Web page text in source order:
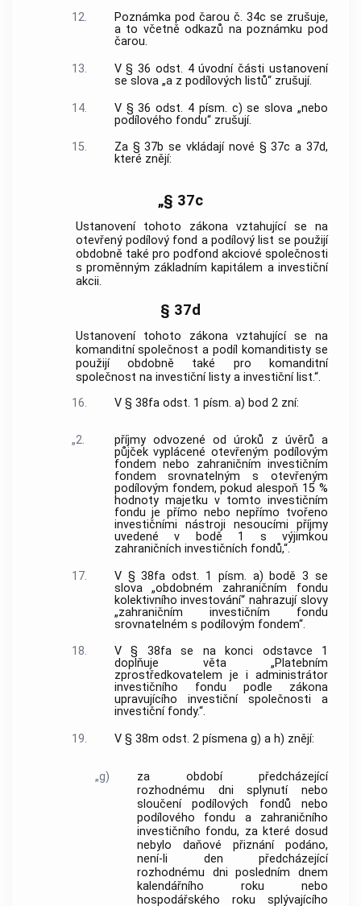
12.
Poznámka pod čarou č. 34c se zrušuje,
a to včetně odkazů na poznámku pod
čarou.
13.
V § 36 odst. 4 úvodní části ustanovení
se slova „a z podílových listů“ zrušují.
14.
V § 36 odst. 4 písm. c) se slova „nebo
podílového fondu“ zrušují.
15.
Za § 37b se vkládají nové § 37c a 37d,
které znějí:
„§ 37c
Ustanovení tohoto zákona vztahující se na
otevřený podílový fond a podílový list se použijí
obdobně také pro podfond akciové společnosti
s proměnným základním kapitálem a investiční
akcii.
§ 37d
Ustanovení tohoto zákona vztahující se na
komanditní společnost a podíl komanditisty se
použijí obdobně také pro komanditní
společnost na investiční listy a investiční list.“.
16.
V § 38fa odst. 1 písm. a) bod 2 zní:
„2.
příjmy odvozené od úroků z úvěrů a
půjček vyplácené otevřeným podílovým
fondem nebo zahraničním investičním
fondem srovnatelným s otevřeným
podílovým fondem, pokud alespoň 15 %
hodnoty majetku v tomto investičním
fondu je přímo nebo nepřímo tvořeno
investičními nástroji nesoucími příjmy
uvedené v bodě 1 s výjimkou
zahraničních investičních fondů,“.
17.
V § 38fa odst. 1 písm. a) bodě 3 se
slova „obdobném zahraničním fondu
kolektivního investování“ nahrazují slovy
„zahraničním investičním fondu
srovnatelném s podílovým fondem“.
18.
V § 38fa se na konci odstavce 1
doplňuje věta „Platebním
zprostředkovatelem je i administrátor
investičního fondu podle zákona
upravujícího investiční společnosti a
investiční fondy.“.
19.
V § 38m odst. 2 písmena g) a h) znějí:
„g)
za období předcházející
rozhodnému dni splynutí nebo
sloučení podílových fondů nebo
podílového fondu a zahraničního
investičního fondu, za které dosud
nebylo daňové přiznání podáno,
není-li den předcházející
rozhodnému dni posledním dnem
kalendářního roku nebo
hospodářského roku splývajícího